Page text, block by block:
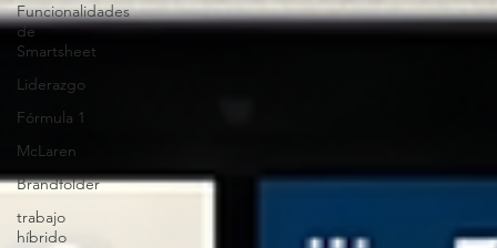
Funcionalidades
de
Smartsheet
Liderazgo
Fórmula 1
McLaren
Brandfolder
trabajo
híbrido